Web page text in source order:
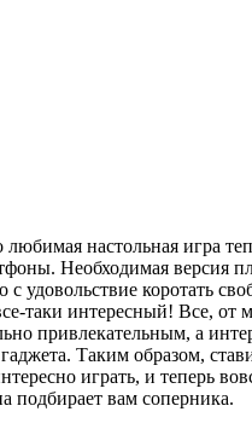
любимая настольная игра
Необходимая версия
удовольствие коротать
таки интересный! Все, от
привлекательным, а
Таким образом,
играть, и теперь
подбирает вам соперника.